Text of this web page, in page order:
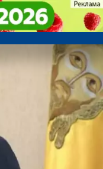
одержал
губернатора в
одержал
губернатора в
по